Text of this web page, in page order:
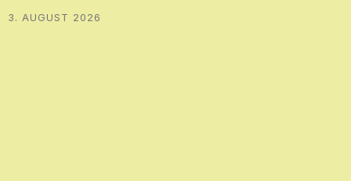
3. AUGUST 2026